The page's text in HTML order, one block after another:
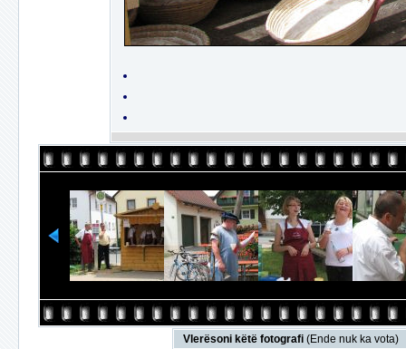
Vlerësoni këtë fotografi (Ende nuk ka vota)